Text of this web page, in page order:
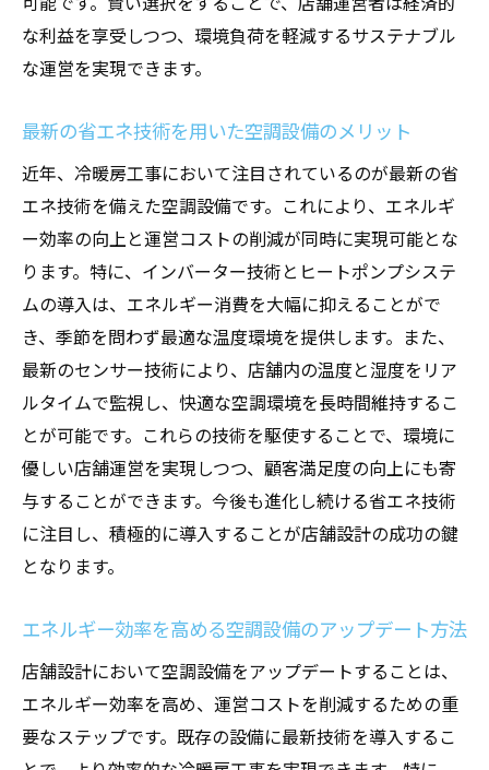
な利益を享受しつつ、環境負荷を軽減するサステナブル
な運営を実現できます。
最新の省エネ技術を用いた空調設備のメリット
近年、冷暖房工事において注目されているのが最新の省
エネ技術を備えた空調設備です。これにより、エネルギ
ー効率の向上と運営コストの削減が同時に実現可能とな
ります。特に、インバーター技術とヒートポンプシステ
ムの導入は、エネルギー消費を大幅に抑えることがで
き、季節を問わず最適な温度環境を提供します。また、
最新のセンサー技術により、店舗内の温度と湿度をリア
ルタイムで監視し、快適な空調環境を長時間維持するこ
とが可能です。これらの技術を駆使することで、環境に
優しい店舗運営を実現しつつ、顧客満足度の向上にも寄
与することができます。今後も進化し続ける省エネ技術
に注目し、積極的に導入することが店舗設計の成功の鍵
となります。
エネルギー効率を高める空調設備のアップデート方法
店舗設計において空調設備をアップデートすることは、
エネルギー効率を高め、運営コストを削減するための重
要なステップです。既存の設備に最新技術を導入するこ